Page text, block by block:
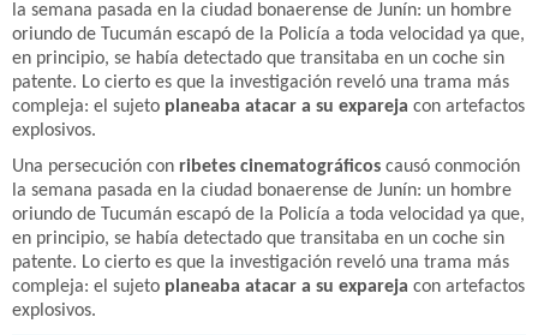
la semana pasada en la ciudad bonaerense de Junín: un hombre
oriundo de Tucumán escapó de la Policía a toda velocidad ya que,
en principio, se había detectado que transitaba en un coche sin
patente. Lo cierto es que la investigación reveló una trama más
compleja: el sujeto planeaba atacar a su expareja con artefactos
explosivos.
Una persecución con ribetes cinematográficos causó conmoción
la semana pasada en la ciudad bonaerense de Junín: un hombre
oriundo de Tucumán escapó de la Policía a toda velocidad ya que,
en principio, se había detectado que transitaba en un coche sin
patente. Lo cierto es que la investigación reveló una trama más
compleja: el sujeto planeaba atacar a su expareja con artefactos
explosivos.